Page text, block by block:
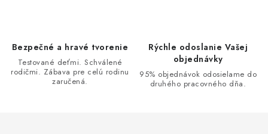
p
v
Bezpečné a hravé tvorenie
Testované deťmi. Schválené
rodičmi. Zábava pre celú rodinu
zaručená.
Rýchle odoslanie Vašej
objednávky
95% objednávok odosielame do
druhého pracovného dňa.